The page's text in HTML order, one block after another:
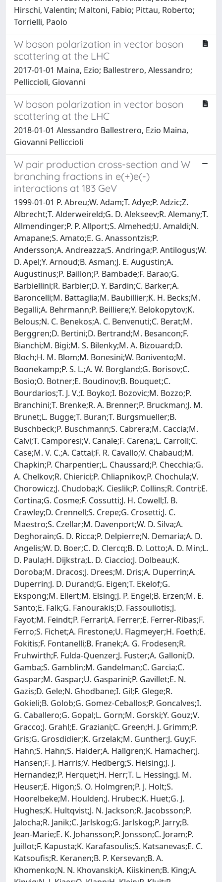
Hirschi, Valentin; Maltoni, Fabio; Pittau, Roberto;
Torrielli, Paolo
W boson polarization in vector boson
scattering at the LHC
2017-01-01 Maina, Ezio; Ballestrero, Alessandro;
Pelliccioli, Giovanni
W boson polarization in vector boson
scattering at the LHC
2018-01-01 Alessandro Ballestrero, Ezio Maina,
Giovanni Pelliccioli
W pair production cross-section and W
branching fractions in e(+)e(-)
interactions at 183 GeV
1999-01-01 P. Abreu;W. Adam;T. Adye;P. Adzic;Z.
Albrecht;T. Alderweireld;G. D. Alekseev;R. Alemany;T.
Allmendinger;P. P. Allport;S. Almehed;U. Amaldi;N.
Amapane;S. Amato;E. G. Anassontzis;P.
Andersson;A. Andreazza;S. Andringa;P. Antilogus;W.
D. Apel;Y. Arnoud;B. Asman;J. E. Augustin;A.
Augustinus;P. Baillon;P. Bambade;F. Barao;G.
Barbiellini;R. Barbier;D. Y. Bardin;C. Barker;A.
Baroncelli;M. Battaglia;M. Baubillier;K. H. Becks;M.
Begalli;A. Behrmann;P. Beilliere;Y. Belokopytov;K.
Belous;N. C. Benekos;A. C. Benvenuti;C. Berat;M.
Berggren;D. Bertini;D. Bertrand;M. Besancon;F.
Bianchi;M. Bigi;M. S. Bilenky;M. A. Bizouard;D.
Bloch;H. M. Blom;M. Bonesini;W. Bonivento;M.
Boonekamp;P. S. L.;A. W. Borgland;G. Borisov;C.
Bosio;O. Botner;E. Boudinov;B. Bouquet;C.
Bourdarios;T. J. V.;I. Boyko;I. Bozovic;M. Bozzo;P.
Branchini;T. Brenke;R. A. Brenner;P. Bruckman;J. M.
Brunet;L. Bugge;T. Buran;T. Burgsmueller;B.
Buschbeck;P. Buschmann;S. Cabrera;M. Caccia;M.
Calvi;T. Camporesi;V. Canale;F. Carena;L. Carroll;C.
Case;M. V. C.;A. Cattai;F. R. Cavallo;V. Chabaud;M.
Chapkin;P. Charpentier;L. Chaussard;P. Checchia;G.
A. Chelkov;R. Chierici;P. Chliapnikov;P. Chochula;V.
Chorowicz;J. Chudoba;K. Cieslik;P. Collins;R. Contri;E.
Cortina;G. Cosme;F. Cossutti;J. H. Cowell;I. B.
Crawley;D. Crennell;S. Crepe;G. Crosetti;J. C.
Maestro;S. Czellar;M. Davenport;W. D. Silva;A.
Deghorain;G. D. Ricca;P. Delpierre;N. Demaria;A. D.
Angelis;W. D. Boer;C. D. Clercq;B. D. Lotto;A. D. Min;L.
D. Paula;H. Dijkstra;L. D. Ciaccio;J. Dolbeau;K.
Doroba;M. Dracos;J. Drees;M. Dris;A. Duperrin;A.
Duperrin;J. D. Durand;G. Eigen;T. Ekelof;G.
Ekspong;M. Ellert;M. Elsing;J. P. Engel;B. Erzen;M. E.
Santo;E. Falk;G. Fanourakis;D. Fassouliotis;J.
Fayot;M. Feindt;P. Ferrari;A. Ferrer;E. Ferrer-Ribas;F.
Ferro;S. Fichet;A. Firestone;U. Flagmeyer;H. Foeth;E.
Fokitis;F. Fontanelli;B. Franek;A. G. Frodesen;R.
Fruhwirth;F. Fulda-Quenzer;J. Fuster;A. Galloni;D.
Gamba;S. Gamblin;M. Gandelman;C. Garcia;C.
Gaspar;M. Gaspar;U. Gasparini;P. Gavillet;E. N.
Gazis;D. Gele;N. Ghodbane;I. Gil;F. Glege;R.
Gokieli;B. Golob;G. Gomez-Ceballos;P. Goncalves;I.
G. Caballero;G. Gopal;L. Gorn;M. Gorski;Y. Gouz;V.
Gracco;J. Grahl;E. Graziani;C. Green;H. J. Grimm;P.
Gris;G. Grosdidier;K. Grzelak;M. Gunther;J. Guy;F.
Hahn;S. Hahn;S. Haider;A. Hallgren;K. Hamacher;J.
Hansen;F. J. Harris;V. Hedberg;S. Heising;J. J.
Hernandez;P. Herquet;H. Herr;T. L. Hessing;J. M.
Heuser;E. Higon;S. O. Holmgren;P. J. Holt;S.
Hoorelbeke;M. Houlden;J. Hrubec;K. Huet;G. J.
Hughes;K. Hultqvist;J. N. Jackson;R. Jacobsson;P.
Jalocha;R. Janik;C. Jarlskog;G. Jarlskog;P. Jarry;B.
Jean-Marie;E. K. Johansson;P. Jonsson;C. Joram;P.
Juillot;F. Kapusta;K. Karafasoulis;S. Katsanevas;E. C.
Katsoufis;R. Keranen;B. P. Kersevan;B. A.
Khomenko;N. N. Khovanski;A. Kiiskinen;B. King;A.